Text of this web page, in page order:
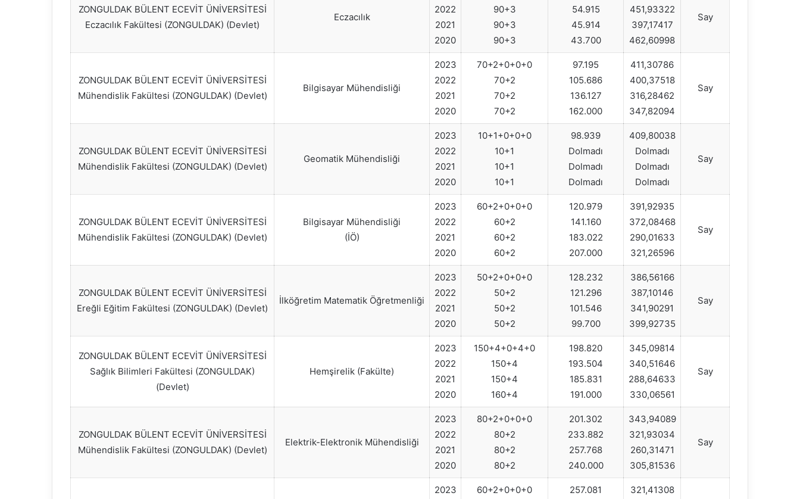
ZONGULDAK BÜLENT ECEVİT ÜNİVERSİTESİ
Eczacılık Fakültesi (ZONGULDAK) (Devlet)
Eczacılık
2022
2021
2020
90+3
90+3
90+3
54.915
45.914
43.700
451,93322
397,17417
462,60998
Say
ZONGULDAK BÜLENT ECEVİT ÜNİVERSİTESİ
Mühendislik Fakültesi (ZONGULDAK) (Devlet)
Bilgisayar Mühendisliği
2023
2022
2021
2020
70+2+0+0+0
70+2
70+2
70+2
97.195
105.686
136.127
162.000
411,30786
400,37518
316,28462
347,82094
Say
ZONGULDAK BÜLENT ECEVİT ÜNİVERSİTESİ
Mühendislik Fakültesi (ZONGULDAK) (Devlet)
Geomatik Mühendisliği
2023
2022
2021
2020
10+1+0+0+0
10+1
10+1
10+1
98.939
Dolmadı
Dolmadı
Dolmadı
409,80038
Dolmadı
Dolmadı
Dolmadı
Say
ZONGULDAK BÜLENT ECEVİT ÜNİVERSİTESİ
Mühendislik Fakültesi (ZONGULDAK) (Devlet)
Bilgisayar Mühendisliği
(İÖ)
2023
2022
2021
2020
60+2+0+0+0
60+2
60+2
60+2
120.979
141.160
183.022
207.000
391,92935
372,08468
290,01633
321,26596
Say
ZONGULDAK BÜLENT ECEVİT ÜNİVERSİTESİ
Ereğli Eğitim Fakültesi (ZONGULDAK) (Devlet)
İlköğretim Matematik Öğretmenliği
2023
2022
2021
2020
50+2+0+0+0
50+2
50+2
50+2
128.232
121.296
101.546
99.700
386,56166
387,10146
341,90291
399,92735
Say
ZONGULDAK BÜLENT ECEVİT ÜNİVERSİTESİ
Sağlık Bilimleri Fakültesi (ZONGULDAK)
(Devlet)
Hemşirelik (Fakülte)
2023
2022
2021
2020
150+4+0+4+0
150+4
150+4
160+4
198.820
193.504
185.831
191.000
345,09814
340,51646
288,64633
330,06561
Say
ZONGULDAK BÜLENT ECEVİT ÜNİVERSİTESİ
Mühendislik Fakültesi (ZONGULDAK) (Devlet)
Elektrik-Elektronik Mühendisliği
2023
2022
2021
2020
80+2+0+0+0
80+2
80+2
80+2
201.302
233.882
257.768
240.000
343,94089
321,93034
260,31471
305,81536
Say
2023
60+2+0+0+0
257.081
321,41308